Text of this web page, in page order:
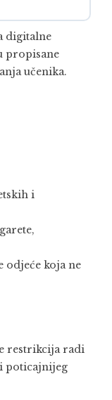
digitalne
propisane
učenika.
i
odjeće koja ne
restrikcija radi
poticajnijeg